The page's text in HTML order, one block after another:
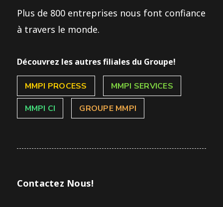
Plus de 800 entreprises nous font confiance
à travers le monde.
Découvrez les autres filiales du Groupe!
MMPI PROCESS MMPI SERVICES
MMPI CI GROUPE MMPI
Contactez Nous!